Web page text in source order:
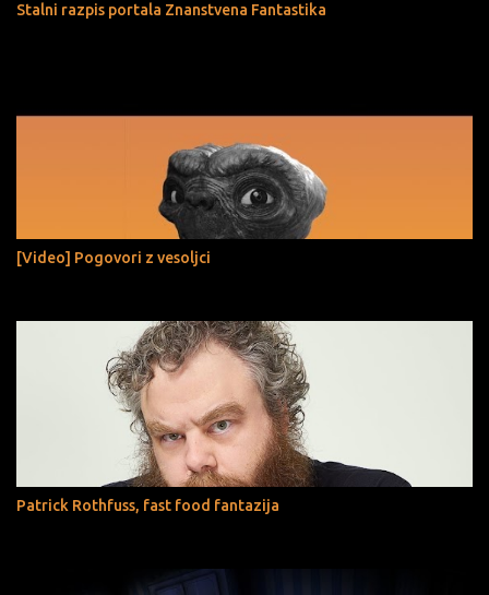
Stalni razpis portala Znanstvena Fantastika
[Video] Pogovori z vesoljci
Patrick Rothfuss, fast food fantazija